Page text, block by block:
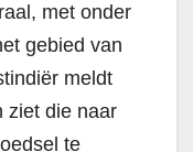
met onder
gebied van
meldt
ziet die naar
te